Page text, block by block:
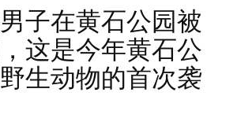
子在黄石公园被
这是今年黄石公
生动物的首次袭